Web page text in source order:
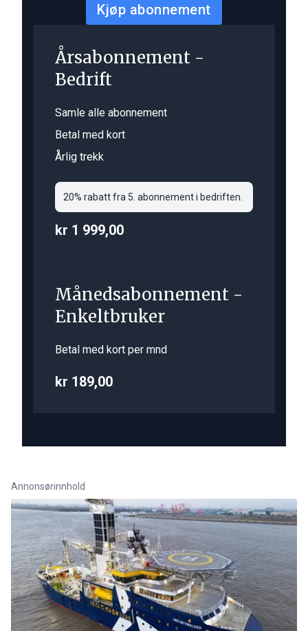
Kjøp abonnement
Årsabonnement -
Bedrift
Samle alle abonnement
Betal med kort
Årlig trekk
20% rabatt fra 5. abonnement i bedriften.
kr 1 999,00
Månedsabonnement -
Enkeltbruker
Betal med kort per mnd
kr 189,00
Annonsørinnhold